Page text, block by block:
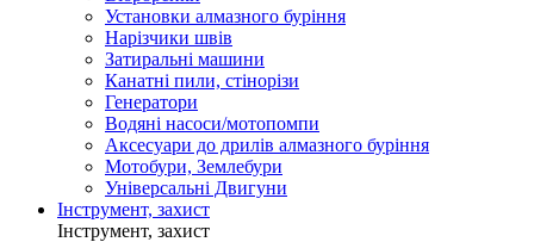
Установки алмазного буріння
Нарізчики швів
Затиральні машини
Канатні пили, стінорізи
Генератори
Водяні насоси/мотопомпи
Аксесуари до дрилів алмазного буріння
Мотобури, Землебури
Універсальні Двигуни
Інструмент, захист
Інструмент, захист